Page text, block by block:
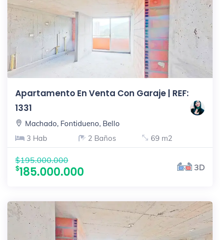
Apartamento En Venta Con Garaje | REF:
1331
Machado, Fontidueno, Bello
3 Hab
2 Baños 69 m2
$195.000.000
185.000.000 3D